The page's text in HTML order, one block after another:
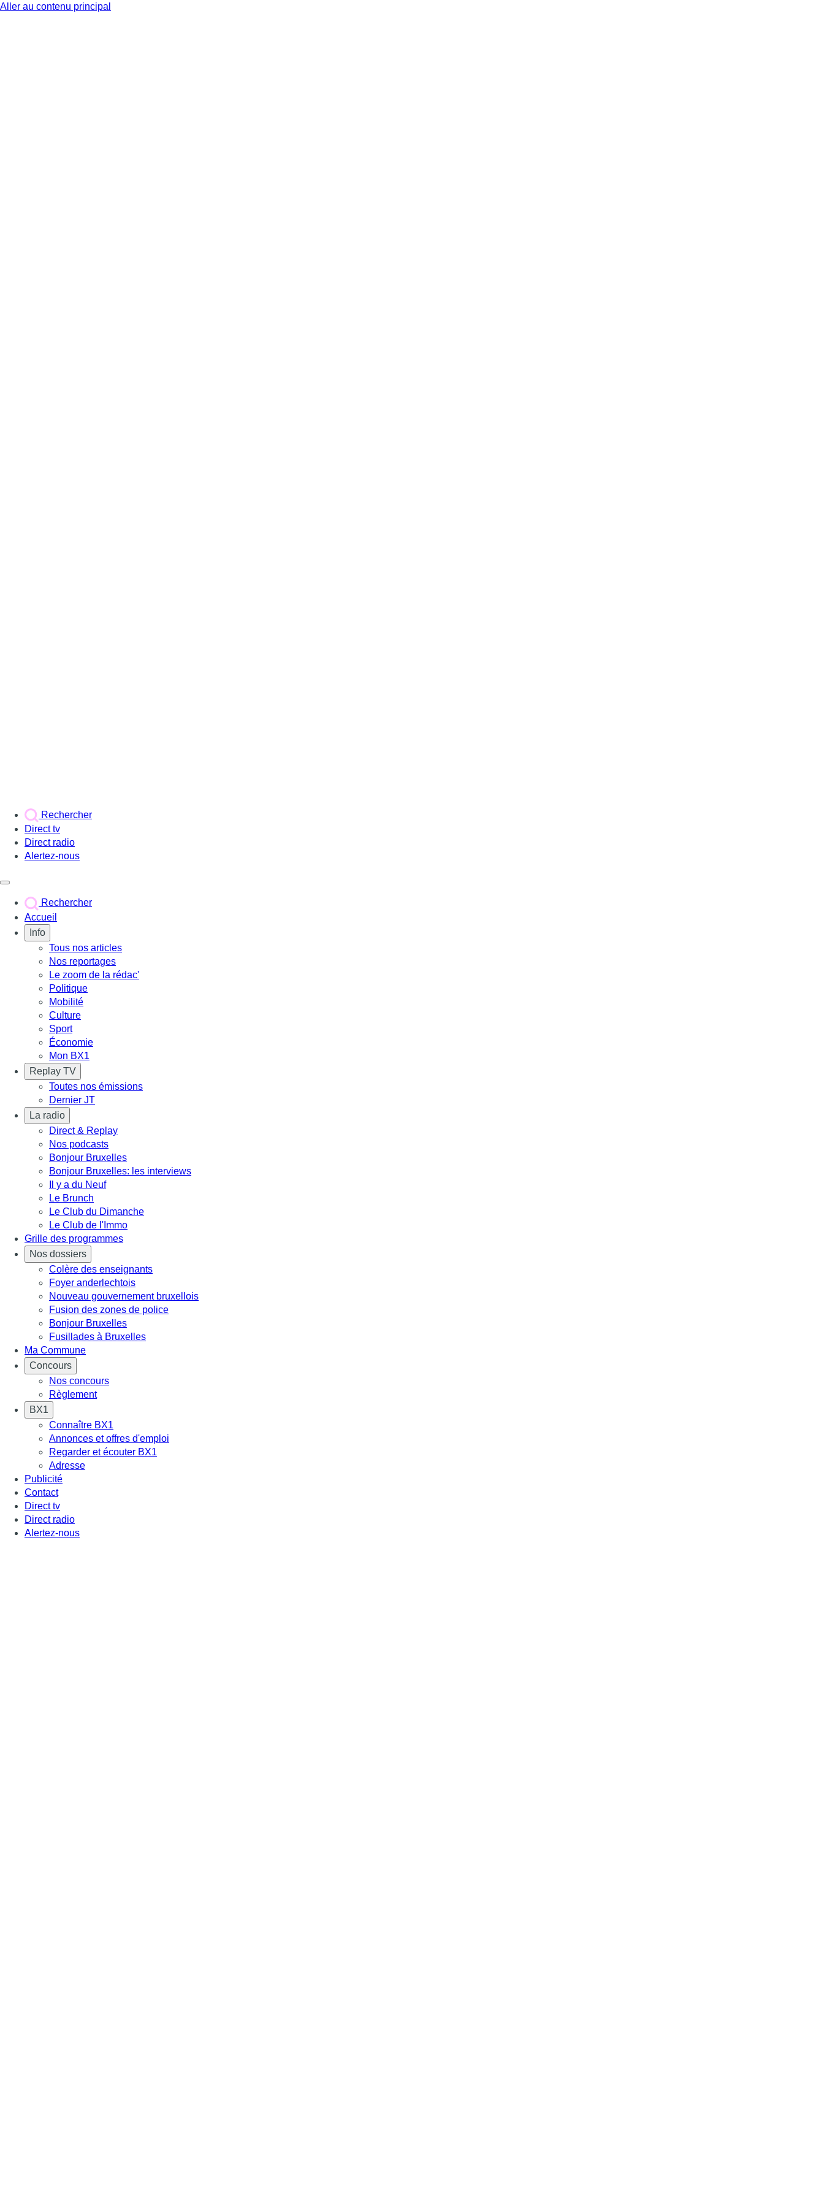
Aller au contenu principal
Rechercher
Direct tv
Direct radio
Alertez-nous
Rechercher
Accueil
Info
Tous nos articles
Nos reportages
Le zoom de la rédac'
Politique
Mobilité
Culture
Sport
Économie
Mon BX1
Replay TV
Toutes nos émissions
Dernier JT
La radio
Direct & Replay
Nos podcasts
Bonjour Bruxelles
Bonjour Bruxelles: les interviews
Il y a du Neuf
Le Brunch
Le Club du Dimanche
Le Club de l'Immo
Grille des programmes
Nos dossiers
Colère des enseignants
Foyer anderlechtois
Nouveau gouvernement bruxellois
Fusion des zones de police
Bonjour Bruxelles
Fusillades à Bruxelles
Ma Commune
Concours
Nos concours
Règlement
BX1
Connaître BX1
Annonces et offres d'emploi
Regarder et écouter BX1
Adresse
Publicité
Contact
Direct tv
Direct radio
Alertez-nous